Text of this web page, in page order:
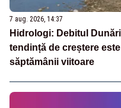
7 aug. 2026, 14:37
Hidrologi: Debitul
tendință de creștere
săptămânii viitoare